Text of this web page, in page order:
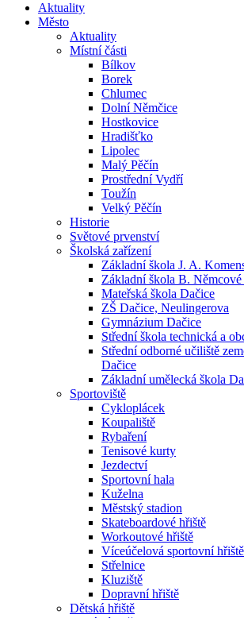
Aktuality
Město
Aktuality
Místní části
Bílkov
Borek
Chlumec
Dolní Němčice
Hostkovice
Hradišťko
Lipolec
Malý Pěčín
Prostřední Vydří
Toužín
Velký Pěčín
Historie
Světové prvenství
Školská zařízení
Základní škola J. A.
Základní škola B.
Mateřská škola Dačice
ZŠ Dačice, Neulingerova
Gymnázium Dačice
Střední škola technická a
Střední odborné učiliště
Dačice
Základní umělecká škola
Sportoviště
Cykloplácek
Koupaliště
Rybaření
Tenisové kurty
Jezdectví
Sportovní hala
Kuželna
Městský stadion
Skateboardové hřiště
Workoutové hřiště
Víceúčelová sportovní hřiště
Střelnice
Kluziště
Dopravní hřiště
Dětská hřiště